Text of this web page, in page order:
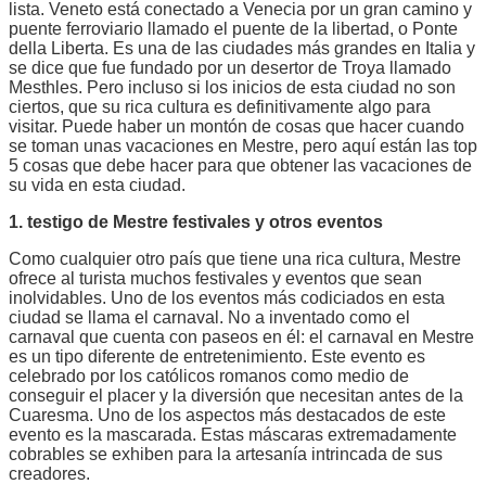
lista. Veneto está conectado a Venecia por un gran camino y
puente ferroviario llamado el puente de la libertad, o Ponte
della Liberta. Es una de las ciudades más grandes en Italia y
se dice que fue fundado por un desertor de Troya llamado
Mesthles. Pero incluso si los inicios de esta ciudad no son
ciertos, que su rica cultura es definitivamente algo para
visitar. Puede haber un montón de cosas que hacer cuando
se toman unas vacaciones en Mestre, pero aquí están las top
5 cosas que debe hacer para que obtener las vacaciones de
su vida en esta ciudad.
1. testigo de Mestre festivales y otros eventos
Como cualquier otro país que tiene una rica cultura, Mestre
ofrece al turista muchos festivales y eventos que sean
inolvidables. Uno de los eventos más codiciados en esta
ciudad se llama el carnaval. No a inventado como el
carnaval que cuenta con paseos en él: el carnaval en Mestre
es un tipo diferente de entretenimiento. Este evento es
celebrado por los católicos romanos como medio de
conseguir el placer y la diversión que necesitan antes de la
Cuaresma. Uno de los aspectos más destacados de este
evento es la mascarada. Estas máscaras extremadamente
cobrables se exhiben para la artesanía intrincada de sus
creadores.